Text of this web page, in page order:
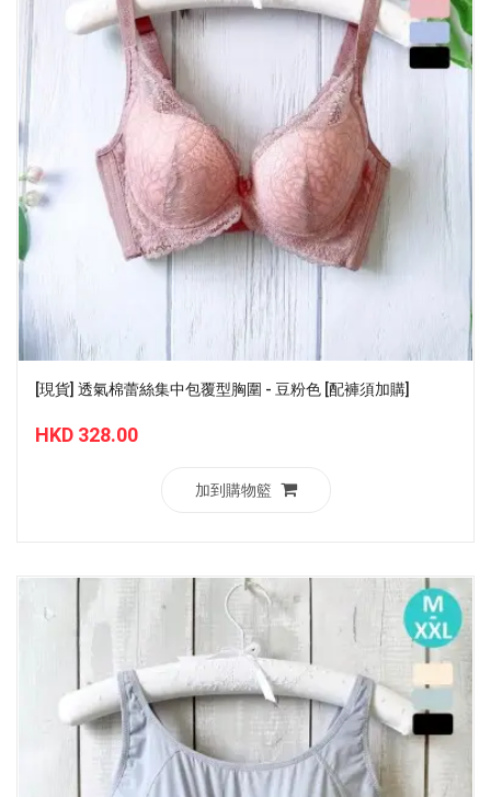
[現貨] 透氣棉蕾絲集中包覆型胸圍 - 豆粉色 [配褲須加購]
HKD 328.00
加到購物籃